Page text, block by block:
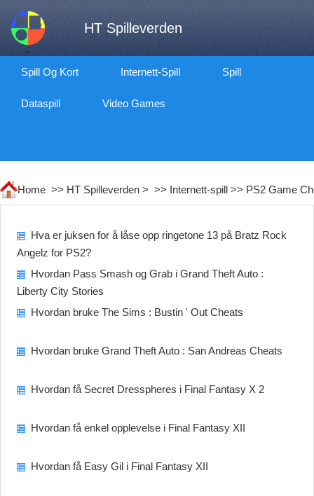
HT Spilleverden
Spill Og Kort Internett-Spill Spill
Dataspill Video Games
Home >> HT Spilleverden > >> Internett-spill >> PS2 Game
Hva er juksen for å låse opp ringetone 13 på Bratz Rock
Angelz for PS2?
Hvordan Pass Smash og Grab i Grand Theft Auto :
Liberty City Stories
Hvordan bruke The Sims : Bustin ' Out Cheats
Hvordan bruke Grand Theft Auto : San Andreas Cheats
Hvordan få Secret Dresspheres i Final Fantasy X 2
Hvordan få enkel opplevelse i Final Fantasy XII
Hvordan få Easy Gil i Final Fantasy XII